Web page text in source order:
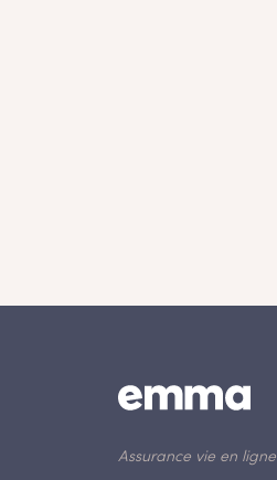
Assurance vie en ligne